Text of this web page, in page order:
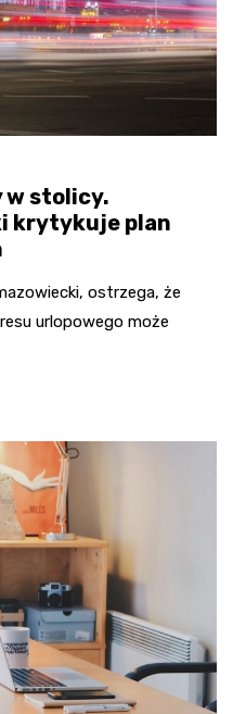
w stolicy.
krytykuje plan
ostrzega, że
urlopowego może